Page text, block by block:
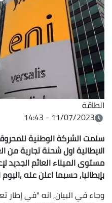
الطاقة
11/07/2023 - 14:43
سلمت الشركة الوطنية
الايطالية اول شحنة تجارية من
مستوى الميناء العائم الجديد
بإيطاليا, حسبما اعلن عنه ,اليوم
وجاء في البيان, انه "في إطار